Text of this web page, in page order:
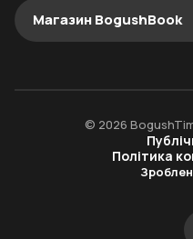
Магазин BogushBook
© 2026
Політика